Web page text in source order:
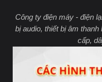
Công ty điện máy - điện
bị audio, thiết bị âm
cấp,